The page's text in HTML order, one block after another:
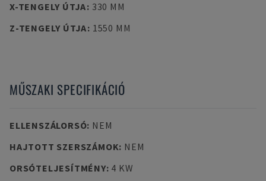
X-TENGELY ÚTJA: 330 MM
Z-TENGELY ÚTJA: 1550 MM
MŰSZAKI SPECIFIKÁCIÓ
ELLENSZÁLORSÓ: NEM
HAJTOTT SZERSZÁMOK: NEM
ORSÓTELJESÍTMÉNY: 4 KW